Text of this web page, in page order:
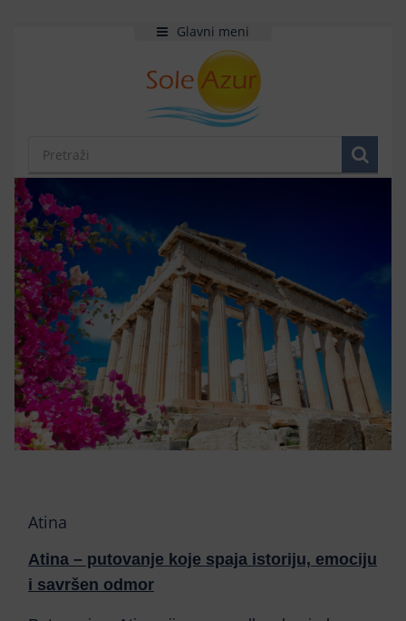
Glavni meni
Atina
Atina – putovanje koje spaja istoriju, emociju
i savršen odmor